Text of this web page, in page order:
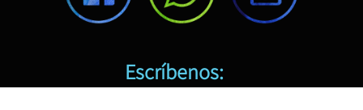
Escríbenos: